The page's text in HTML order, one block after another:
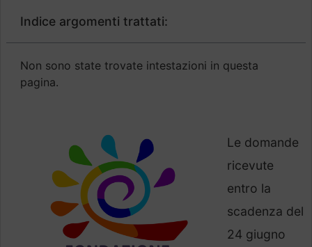
Indice argomenti trattati:
Non sono state trovate intestazioni in questa
pagina.
Le domande
ricevute
entro la
scadenza del
24 giugno